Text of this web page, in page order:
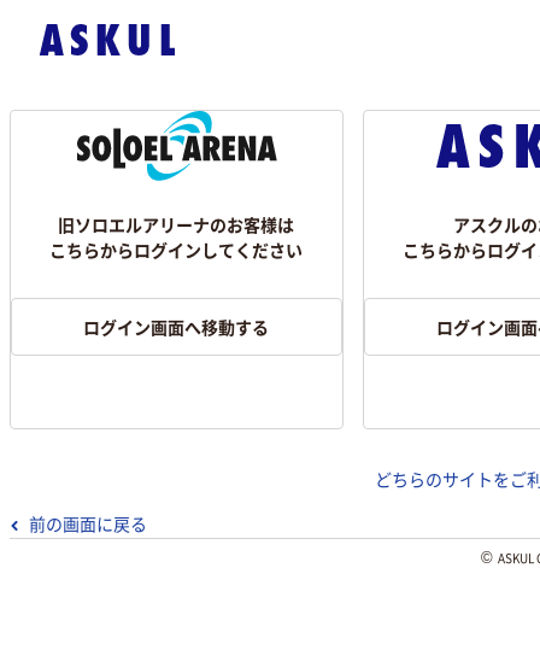
旧ソロエルアリーナのお客様は
こちらからログインしてください
ログイン画面へ移動する
アスクル
こちらからログ
ログイン画
どちらのサイトをご
前の画面に戻る
©